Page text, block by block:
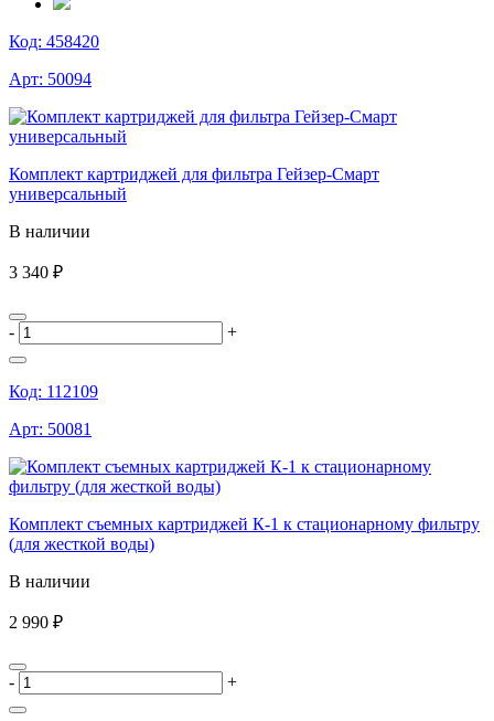
Код: 458420
Арт: 50094
Комплект картриджей для фильтра Гейзер-Смарт
универсальный
В наличии
3 340 ₽
- +
Код: 112109
Арт: 50081
Комплект съемных картриджей К-1 к стационарному фильтру
(для жесткой воды)
В наличии
2 990 ₽
- +